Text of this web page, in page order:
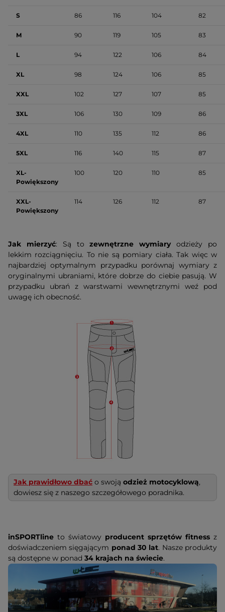
S 86 116 104 82
M 90 119 105 83
L 94 122 106 84
XL 98 124 106 85
XXL 102 127 107 85
3XL 106 130 109 86
4XL 110 135 112 86
5XL 116 140 115 87
XL-
Powiększony
100 120 110 85
XXL-
Powiększony
114 126 112 87
Jak mierzyć: Są tozewnętrzne wymiaryodzieży po
lekkim rozciągnięciu. To nie są pomiary ciała. Tak więc w
najbardziej optymalnym przypadku porównaj wymiary z
oryginalnymi ubraniami, które dobrze do ciebie pasują. W
przypadku ubrań z warstwami wewnętrznymi weź pod
uwagę ich obecność.
Jak prawidłowo dbać o swoją odzież motocyklową,
dowiesz się z naszego szczegółowego poradnika.
inSPORTline to światowy producent sprzętów fitness z
doświadczeniem sięgającym ponad 30 lat. Nasze produkty
są dostępne w ponad 34 krajach na świecie.